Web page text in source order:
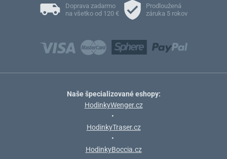
Doprava zadarmo
na všetko od 120 €
Prodloužená
záruka 5 rokov
Naše špecializované eshopy:
HodinkyWenger.cz
•
HodinkyTraser.cz
•
HodinkyBoccia.cz